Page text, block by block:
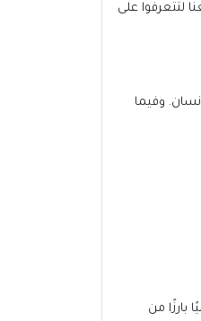
فتابعوا معنا لتتعرفوا على
وفيما
الري، وتوفي في 606 هـ. كان عالمًا إسلاميًا بارزًا من